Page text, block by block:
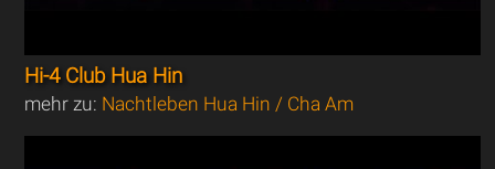
Hi-4 Club Hua Hin
mehr zu: Nachtleben Hua Hin / Cha Am